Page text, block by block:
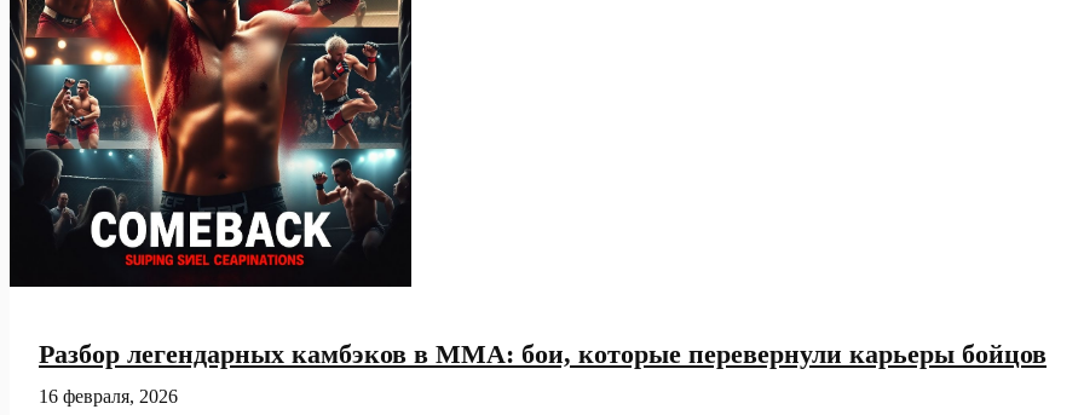
ожидания
фанатов
Разбор легендарных камбэков в ММА: бои, которые перевернули карьеры бойцов
16 февраля, 2026